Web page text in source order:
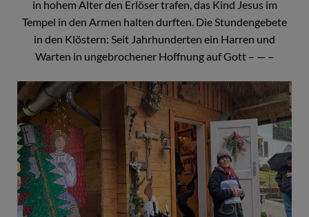
in hohem Alter den Erlöser trafen, das Kind Jesus im
Tempel in den Armen halten durften. Die Stundengebete
in den Klöstern: Seit Jahrhunderten ein Harren und
Warten in ungebrochener Hoffnung auf Gott – — –